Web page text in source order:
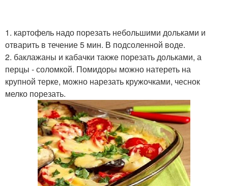
1. картофель надо порезать небольшими дольками и
отварить в течение 5 мин. В подсоленной воде.
2. баклажаны и кабачки также порезать дольками, а
перцы - соломкой. Помидоры можно натереть на
крупной терке, можно нарезать кружочками, чеснок
мелко порезать.